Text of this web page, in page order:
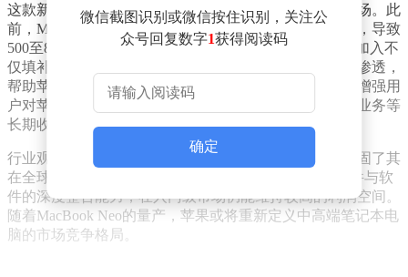
这款新品的推出标志着苹果正式布局笔记本电脑下沉市场。此
前，MacBook Air与MacBook Pro系列主要聚焦高端市场，导致
500至800美元价格区间存在市场空白。MacBook Neo的加入不
仅填补了这一缺口，更通过教育市场与普通办公场景的渗透，
帮助苹果提前锁定学生群体与职场新人用户。此举有望增强用
户对苹果生态系统的依赖性，进而带动软件服务、订阅业务等
长期收入增长。
行业观察人士指出，苹果通过差异化产品策略进一步巩固了其
在全球PC市场的地位。相比传统PC厂商，苹果凭借硬件与软
件的深度整合能力，在入门级市场仍能维持较高的利润空间。
随着MacBook Neo的量产，苹果或将重新定义中高端笔记本电
脑的市场竞争格局。
微信截图识别或微信按住识别，关注公
众号回复数字1获得阅读码
确定